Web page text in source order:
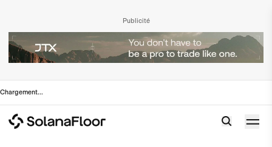
Publicité
Chargement...